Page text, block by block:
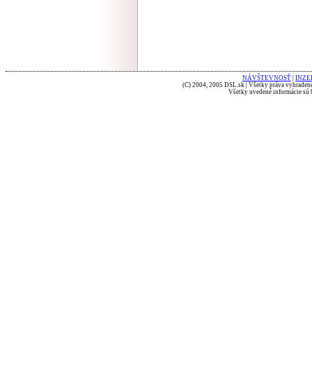
NÁVŠTEVNOSŤ
(C) 2004, 2005 DSL.sk | Všetky práva
Všetky uvedené informácie sú